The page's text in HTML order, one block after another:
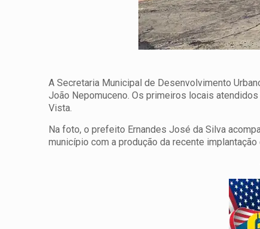
A Secretaria Municipal de Desenvolvimento
João Nepomuceno. Os primeiros locais
Vista.
Na foto, o prefeito Ernandes José da Silva
município com a produção da recente